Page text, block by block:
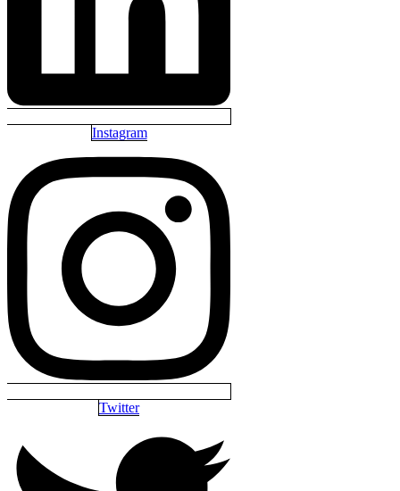
Instagram
Twitter